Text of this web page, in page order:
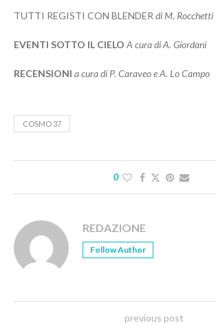
TUTTI REGISTI CON BLENDER di M. Rocchetti
EVENTI SOTTO IL CIELO A cura di A. Giordani
RECENSIONI a cura di P. Caraveo e A. Lo Campo
COSMO 37
0
REDAZIONE
Follow Author
previous post